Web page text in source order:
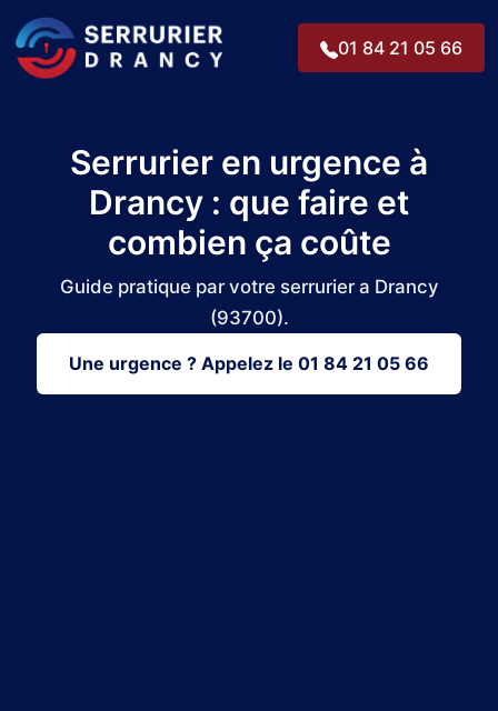
PHONE
01 84 21 05 66
Serrurier en urgence à
Drancy : que faire et
combien ça coûte
Guide pratique par votre serrurier a Drancy
(93700).
Une urgence ? Appelez le 01 84 21 05 66